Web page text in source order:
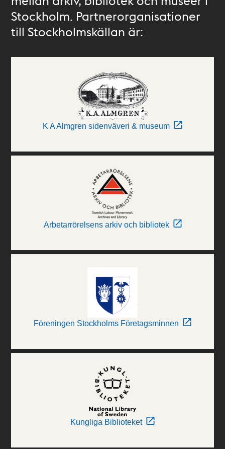
Stockholm. Partnerorganisationer
till Stockholmskällan är:
K A Almgren sidenväveri & museum
Arbetarrörelsens arkiv och bibliotek
Föreningen Stockholms Företagsminnen
Kungliga Biblioteket